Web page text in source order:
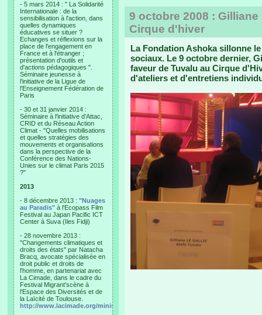
- 5 mars 2014 : " La Solidarité
Internationale : de la
sensibilisation à l'action, dans
quelles dynamiques
éducatives se situer ?
Echanges et réflexions sur la
place de l'engagement en
France et à l'étranger ;
présentation d'outils et
d'actions pédagogiques ".
Séminaire jeunesse à
l'initiative de la Ligue de
l'Enseignement Fédération de
Paris
- 30 et 31 janvier 2014 :
Séminaire à l'initiative d'Attac,
CRID et du Réseau Action
Climat - "Quelles mobilisations
et quelles stratégies des
mouvements et organisations
dans la perspective de la
Conférence des Nations-
Unies sur le climat Paris 2015
?"
2013
- 8 décembre 2013 : "Nuages
au Paradis" à l'Ecopass Film
Festival au Japan Pacific ICT
Center à Suva (Iles Fidji)
- 28 novembre 2013 :
"Changements climatiques et
droits des états" par Natacha
Bracq, avocate spécialisée en
droit public et droits de
l'homme, en partenariat avec
La Cimade, dans le cadre du
Festival Migrant'scène à
l'Espace des Diversités et de
la Laïcité de Toulouse.
http://www.lacimade.org/minisites/migrantscene
9 octobre 2008 :
Cirque d'hiver
La Fondation Ashoka sillonne
sociaux. Le 9 octobre dernier,
faveur de Tuvalu au Cirque
d'ateliers et d'entretiens